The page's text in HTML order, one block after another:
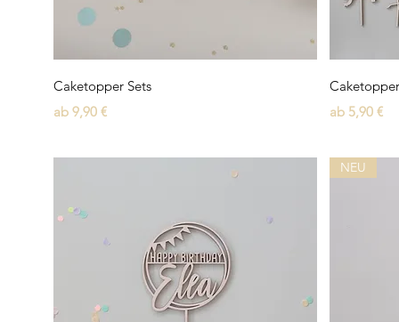
Schnellansicht
Caketopper Sets
ab 9,90 €
Sale-Preis
ab 5,90 €
Sale-Preis
NEU